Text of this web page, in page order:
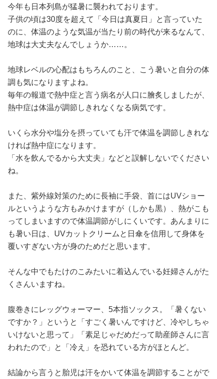
性と愛
ゲーム
今年も日本列島が猛暑に襲われております。
子供の頃は30度を超えて「今日は真夏日」と言っていた
のに、体温のような気温が当たり前の時代が来るなんて、
地球は大丈夫なんでしょうか……。
地球レベルの心配はもちろんのこと、こう暑いと自分の体
調も気になりますよね。
毎年の報道で熱中症と言う病名が人口に膾炙しましたが、
熱中症は体温が調節しきれなくなる病気です。
いくら水分や塩分を摂っていても汗で体温を調節しきれな
ければ熱中症になります。
「水を飲んでるから大丈夫」などと誤解しないでください
ね。
また、紫外線対策のために長袖に手袋、首にはUVショー
ルというような方もみかけますが（しかも黒）、熱がこも
ってしまいますので体温調節がしにくいです。あんまりに
も暑い日は、UVカットクリームと日傘を信用して身体を
覆いすぎない方が身のためだと思います。
そんな中でもたけのこみたいに着込んでいる妊婦さんがた
くさんいますね。
腹巻きにレッグウォーマー、5本指ソックス。「暑くない
ですか？」というと「すごく暑いんですけど、冷やしちゃ
いけないと思って」「素足じゃだめだって助産師さんに言
われたので」と「冷え」を恐れている方がほとんど。
結論から言うと胎児は汗をかいて体温を調節することがで